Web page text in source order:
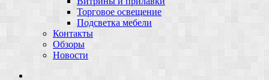
Торговое освещение
Подсветка мебели
Контакты
Обзоры
Новости